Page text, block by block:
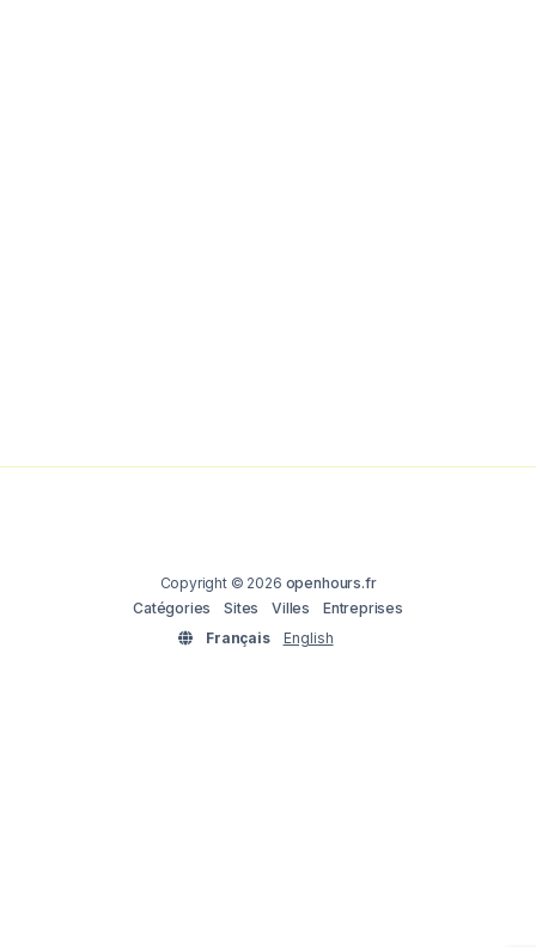
Copyright © 2026 openhours.fr
Catégories
Sites Villes
Entreprises
Français
English